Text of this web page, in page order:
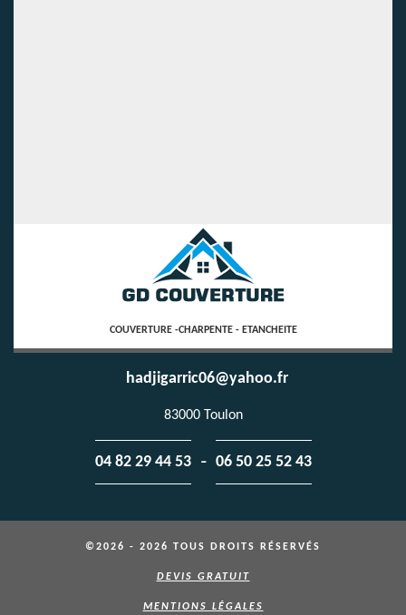
COUVERTURE -CHARPENTE - ETANCHEITE
hadjigarric06@yahoo.fr
83000 Toulon
04 82 29 44 53 - 06 50 25 52 43
©2026 - 2026 TOUS DROITS RÉSERVÉS
DEVIS GRATUIT
MENTIONS LÉGALES